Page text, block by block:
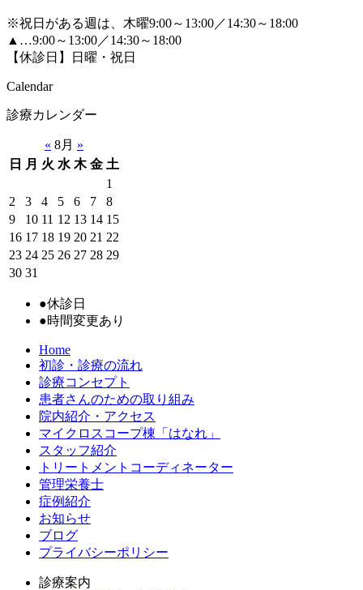
※祝日がある週は、木曜9:00～13:00／14:30～18:00
▲…9:00～13:00／14:30～18:00
【休診日】日曜・祝日
Calendar
診療カレンダー
« 8月 »
日 月 火 水 木 金 土
1
2
3 4 5 6 7
8
9
10 11 12 13 14 15
16 17 18 19 20 21 22
23 24 25 26 27 28 29
30 31
●休診日
●時間変更あり
Home
初診・診療の流れ
診療コンセプト
患者さんのための取り組み
院内紹介・アクセス
マイクロスコープ棟「はなれ」
スタッフ紹介
トリートメントコーディネーター
管理栄養士
症例紹介
お知らせ
ブログ
プライバシーポリシー
診療案内